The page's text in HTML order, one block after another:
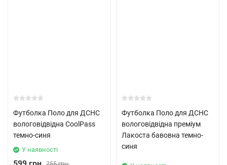
Футболка Поло для ДСНС
вологовідвідна CoolPass
темно-синя
У наявності
Футболка Поло для ДСНС
вологовідвідна преміум
Лакоста бавовна темно-
синя